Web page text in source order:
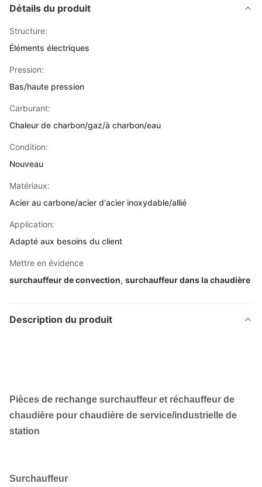
Détails du produit
Structure:
Éléments électriques
Pression:
Bas/haute pression
Carburant:
Chaleur de charbon/gaz/à charbon/eau
Condition:
Nouveau
Matériaux:
Acier au carbone/acier d'acier inoxydable/allié
Application:
Adapté aux besoins du client
Mettre en évidence
surchauffeur de convection, surchauffeur dans la chaudière
Description du produit
Pièces de rechange surchauffeur et réchauffeur de
chaudière pour chaudière de service/industrielle de
station
Surchauffeur